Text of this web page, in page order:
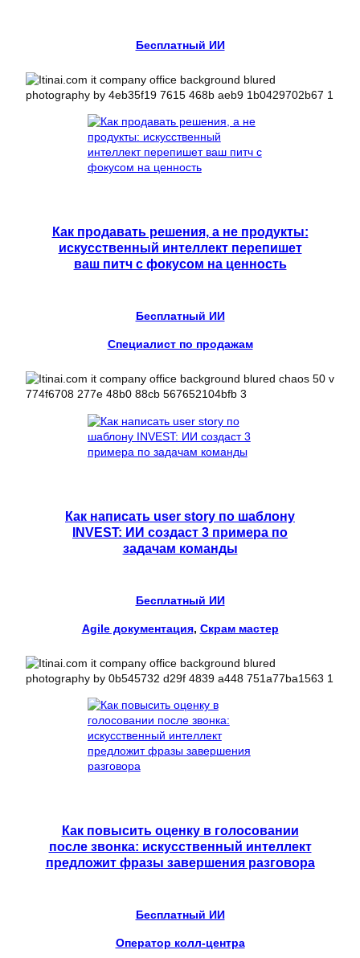
Бесплатный ИИ
Как продавать решения, а не продукты:
искусственный интеллект перепишет
ваш питч с фокусом на ценность
Бесплатный ИИ
Специалист по продажам
Как написать user story по шаблону
INVEST: ИИ создаст 3 примера по
задачам команды
Бесплатный ИИ
Agile документация, Скрам мастер
Как повысить оценку в голосовании
после звонка: искусственный интеллект
предложит фразы завершения разговора
Бесплатный ИИ
Оператор колл-центра